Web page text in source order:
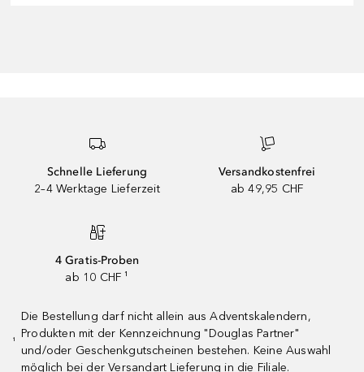
Schnelle Lieferung
2–4 Werktage Lieferzeit
Versandkostenfrei
ab 49,95 CHF
4 Gratis-Proben
ab 10 CHF ¹
¹
Die Bestellung darf nicht allein aus Adventskalendern,
Produkten mit der Kennzeichnung "Douglas Partner"
und/oder Geschenkgutscheinen bestehen. Keine Auswahl
möglich bei der Versandart Lieferung in die Filiale.